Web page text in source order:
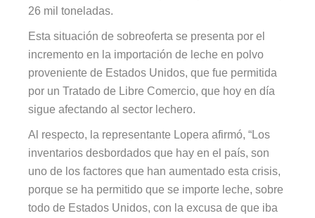
26 mil toneladas.
Esta situación de sobreoferta se presenta por el
incremento en la importación de leche en polvo
proveniente de Estados Unidos, que fue permitida
por un Tratado de Libre Comercio, que hoy en día
sigue afectando al sector lechero.
Al respecto, la representante Lopera afirmó, “Los
inventarios desbordados que hay en el país, son
uno de los factores que han aumentado esta crisis,
porque se ha permitido que se importe leche, sobre
todo de Estados Unidos, con la excusa de que iba